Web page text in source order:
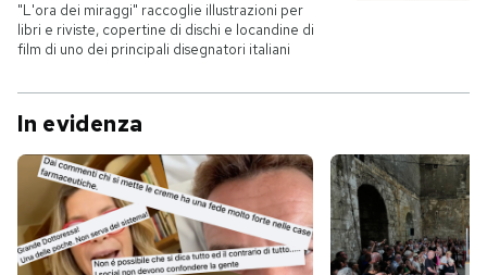
"L'ora dei miraggi" raccoglie illustrazioni per
libri e riviste, copertine di dischi e locandine di
film di uno dei principali disegnatori italiani
In evidenza